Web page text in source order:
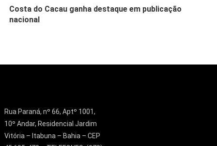
Costa do Cacau ganha destaque em publicação
nacional
Rua Paraná, nº 66, Aptº 1001,
10º Andar, Residencial Jardim
Vitória – Itabuna – Bahia – CEP